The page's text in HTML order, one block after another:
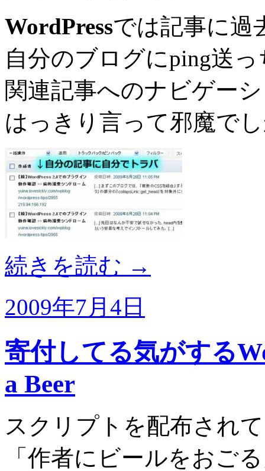
WordPressでは記事に過
自分のブログにping送
関連記事へのナビゲー
はっきり言って邪魔で
続きを読む →
2009年7月4日
寄付してる気がする
a Beer
スクリプトを配布され
「作者にビールをおご